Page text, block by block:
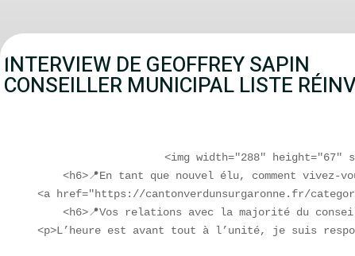
INTERVIEW DE GEOFFREY SAPIN
CONSEILLER MUNICIPAL LISTE
<img width="288" height="67"
<h6>📍En tant que nouvel élu, comment
<a href="https://cantonverdunsurgaronne.fr/
<h6>📍Vos relations avec la majorité du